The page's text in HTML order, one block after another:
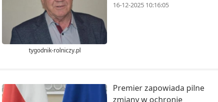
tygodnik-rolniczy.pl
16-12-2025 10:16:05
Premier zapowiada pilne
zmiany w ochronie